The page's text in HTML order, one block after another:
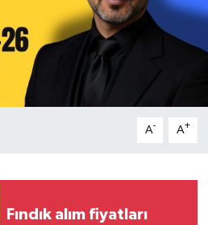
A- A+
Fındık alım fiyatları